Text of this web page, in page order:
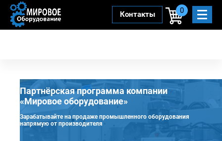
Контакты 0
Партнёрская программа компании
«Мировое оборудование»
Зарабатывайте на продаже промышленного оборудования
напрямую от производителя